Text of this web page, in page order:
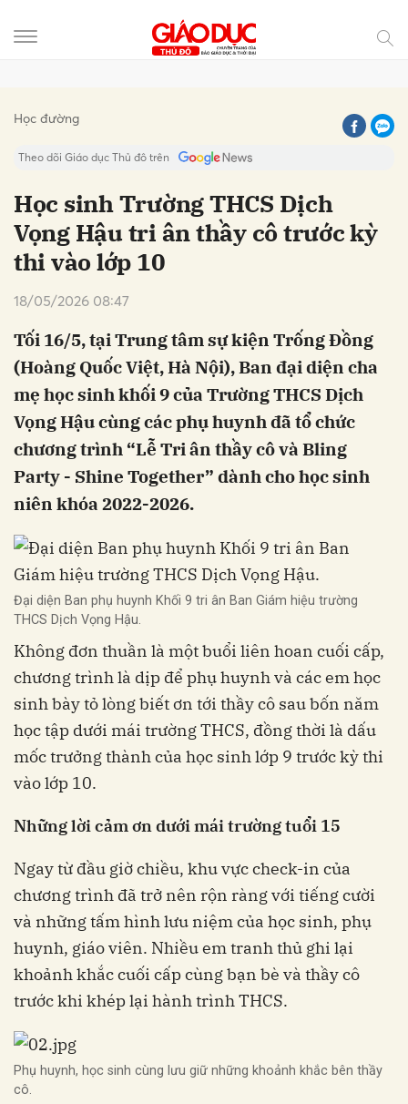
Học đường
Theo dõi Giáo dục Thủ đô trên
Học sinh Trường THCS Dịch
Vọng Hậu tri ân thầy cô trước kỳ
thi vào lớp 10
18/05/2026 08:47
Tối 16/5, tại Trung tâm sự kiện Trống Đồng
(Hoàng Quốc Việt, Hà Nội), Ban đại diện cha
mẹ học sinh khối 9 của Trường THCS Dịch
Vọng Hậu cùng các phụ huynh đã tổ chức
chương trình “Lễ Tri ân thầy cô và Bling
Party - Shine Together” dành cho học sinh
niên khóa 2022-2026.
Đại diện Ban phụ huynh Khối 9 tri ân Ban Giám hiệu trường
THCS Dịch Vọng Hậu.
Không đơn thuần là một buổi liên hoan cuối cấp,
chương trình là dịp để phụ huynh và các em học
sinh bày tỏ lòng biết ơn tới thầy cô sau bốn năm
học tập dưới mái trường THCS, đồng thời là dấu
mốc trưởng thành của học sinh lớp 9 trước kỳ thi
vào lớp 10.
Những lời cảm ơn dưới mái trường tuổi 15
Ngay từ đầu giờ chiều, khu vực check-in của
chương trình đã trở nên rộn ràng với tiếng cười
và những tấm hình lưu niệm của học sinh, phụ
huynh, giáo viên. Nhiều em tranh thủ ghi lại
khoảnh khắc cuối cấp cùng bạn bè và thầy cô
trước khi khép lại hành trình THCS.
Phụ huynh, học sinh cùng lưu giữ những khoảnh khắc bên thầy
cô.
Hủy Gửi